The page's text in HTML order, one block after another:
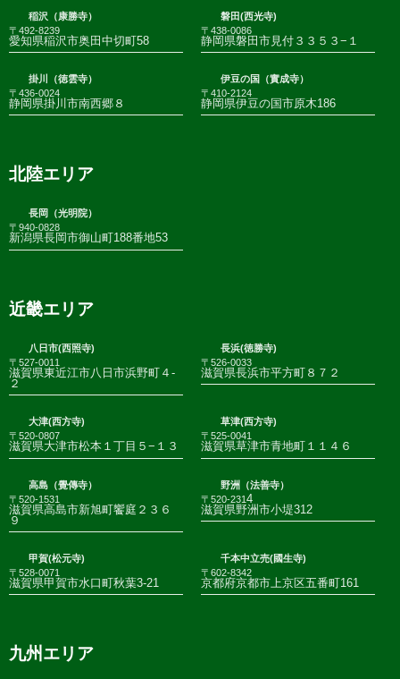
稲沢（康勝寺）
〒492-8239
愛知県稲沢市奥田中切町58
磐田(西光寺)
〒438-0086
静岡県磐田市見付３３５３−１
掛川（徳雲寺）
〒436-0024
静岡県掛川市南西郷８
伊豆の国（實成寺）
〒410-2124
静岡県伊豆の国市原木186
北陸エリア
長岡（光明院）
〒940-0828
新潟県長岡市御山町188番地53
近畿エリア
八日市(西照寺)
〒527-0011
滋賀県東近江市八日市浜野町４-
２
長浜(徳勝寺)
〒526-0033
滋賀県長浜市平方町８７２
大津(西方寺)
〒520-0807
滋賀県大津市松本１丁目５−１３
草津(西方寺)
〒525-0041
滋賀県草津市青地町１１４６
高島（覺傳寺）
〒520-1531
滋賀県高島市新旭町饗庭２３６
９
野洲（法善寺）
〒520-2314
滋賀県野洲市小堤312
甲賀(松元寺)
〒528-0071
滋賀県甲賀市水口町秋葉3-21
千本中立売(國生寺)
〒602-8342
京都府京都市上京区五番町161
九州エリア